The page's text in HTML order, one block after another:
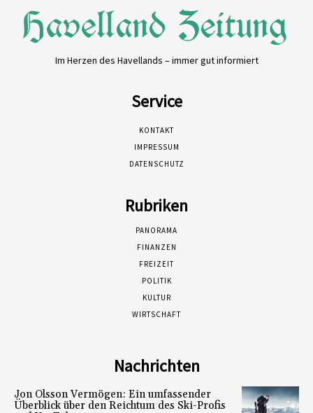
Im Herzen des Havellands – immer gut informiert
Service
KONTAKT
IMPRESSUM
DATENSCHUTZ
Rubriken
PANORAMA
FINANZEN
FREIZEIT
POLITIK
KULTUR
WIRTSCHAFT
Nachrichten
Jon Olsson Vermögen: Ein umfassender
Überblick über den Reichtum des Ski-Profis